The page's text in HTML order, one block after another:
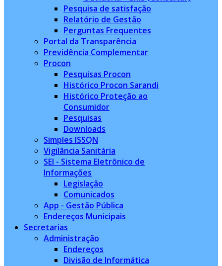
Pesquisa de satisfação
Relatório de Gestão
Perguntas Frequentes
Portal da Transparência
Previdência Complementar
Procon
Pesquisas Procon
Histórico Procon Sarandi
Histórico Proteção ao
Consumidor
Pesquisas
Downloads
Simples ISSQN
Vigilância Sanitária
SEI - Sistema Eletrônico de
Informações
Legislação
Comunicados
App - Gestão Pública
Endereços Municipais
Secretarias
Administração
Endereços
Divisão de Informática